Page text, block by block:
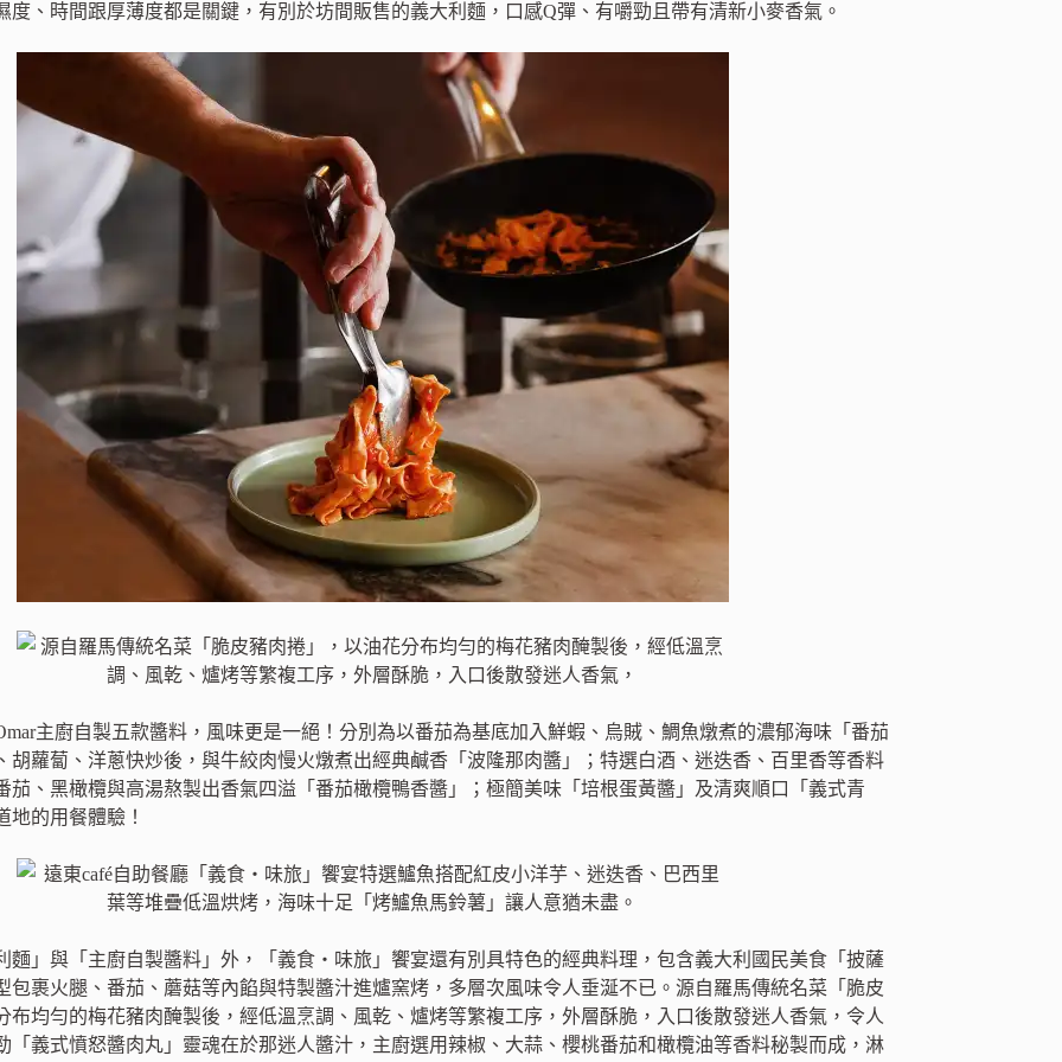
度、時間跟厚薄度都是關鍵，有別於坊間販售的義大利麵，口感Q彈、有嚼勁且帶有清新小麥香氣。
主廚自製五款醬料，風味更是一絕！分別為以番茄為基底加入鮮蝦、烏賊、鯛魚燉煮的濃郁海味「番茄
胡蘿蔔、洋蔥快炒後，與牛絞肉慢火燉煮出經典鹹香「波隆那肉醬」；特選白酒、迷迭香、百里香等香料
茄、黑橄欖與高湯熬製出香氣四溢「番茄橄欖鴨香醬」；極簡美味「培根蛋黃醬」及清爽順口「義式青
地的用餐體驗！
麵」與「主廚自製醬料」外，「義食‧味旅」饗宴還有別具特色的經典料理，包含義大利國民美食「披薩
包裹火腿、番茄、蘑菇等內餡與特製醬汁進爐窯烤，多層次風味令人垂涎不已。源自羅馬傳統名菜「脆皮
布均勻的梅花豬肉醃製後，經低溫烹調、風乾、爐烤等繁複工序，外層酥脆，入口後散發迷人香氣，令人
「義式憤怒醬肉丸」靈魂在於那迷人醬汁，主廚選用辣椒、大蒜、櫻桃番茄和橄欖油等香料秘製而成，淋